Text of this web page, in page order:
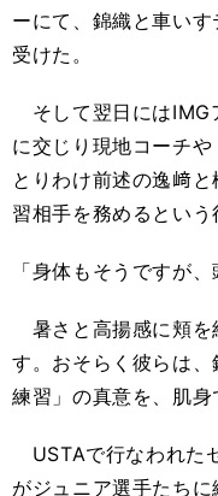
ーにて、錦織と車い
受けた。
そして翌日にはIMG
に交じり現地コーチや
とりわけ前述の逸﨑
習相手を務めるという
「身体もそうですが
暑さと高揚感に頬を
す。おそらく彼らは
練習」の真意を、肌身
USTAで行なわれた
がジュニア選手たち